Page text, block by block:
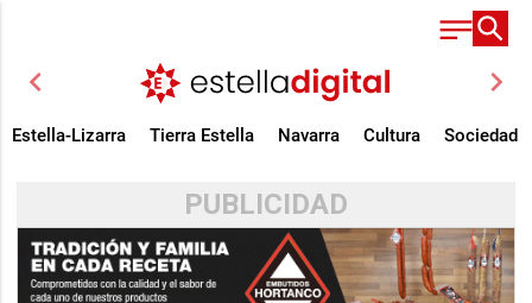
chevron_left chevron_right
Estella-Lizarra Tierra Estella Navarra Cultura Sociedad
PUBLICIDAD